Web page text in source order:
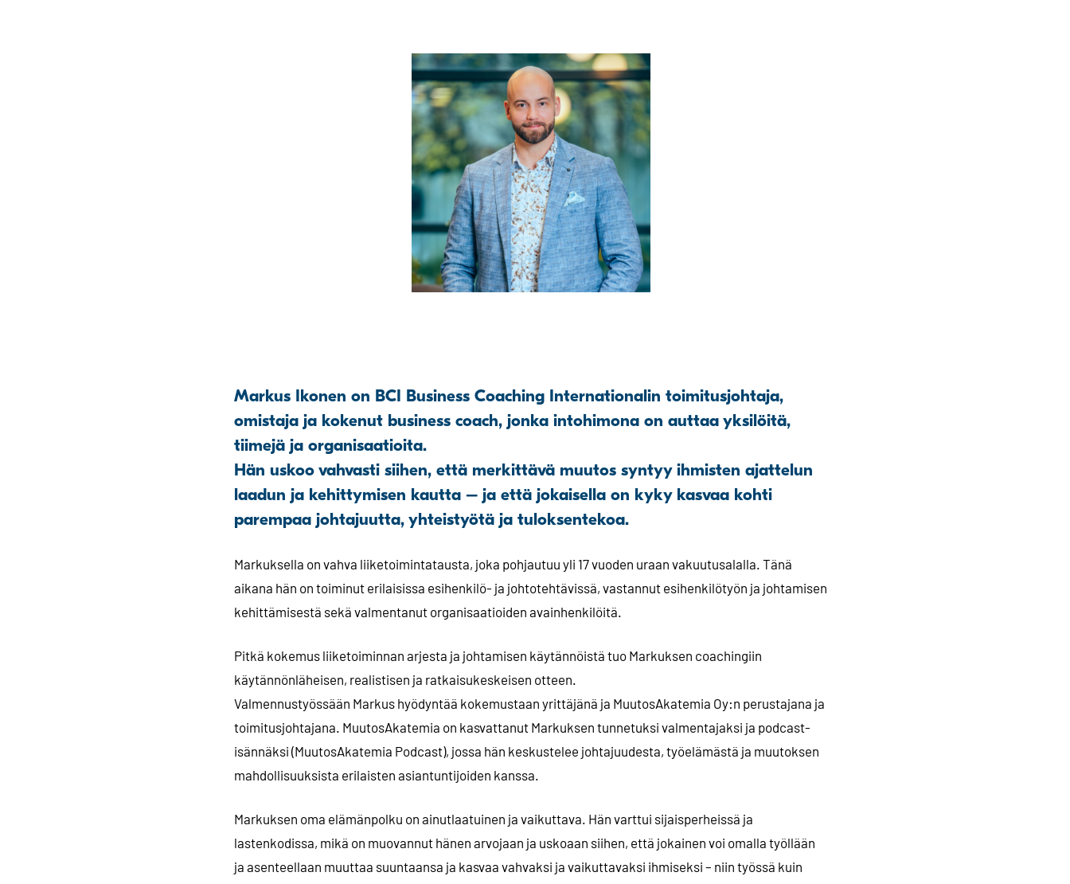
Markus Ikonen on BCI Business Coaching Internationalin toimitusjohtaja,
omistaja ja kokenut business coach, jonka intohimona on auttaa yksilöitä,
tiimejä ja organisaatioita.
Hän uskoo vahvasti siihen, että merkittävä muutos syntyy ihmisten ajattelun
laadun ja kehittymisen kautta – ja että jokaisella on kyky kasvaa kohti
parempaa johtajuutta, yhteistyötä ja tuloksentekoa.
Markuksella on vahva liiketoimintatausta, joka pohjautuu yli 17 vuoden uraan vakuutusalalla. Tänä
aikana hän on toiminut erilaisissa esihenkilö- ja johtotehtävissä, vastannut esihenkilötyön ja johtamisen
kehittämisestä sekä valmentanut organisaatioiden avainhenkilöitä.
Pitkä kokemus liiketoiminnan arjesta ja johtamisen käytännöistä tuo Markuksen coachingiin
käytännönläheisen, realistisen ja ratkaisukeskeisen otteen.
Valmennustyössään Markus hyödyntää kokemustaan yrittäjänä ja MuutosAkatemia Oy:n perustajana ja
toimitusjohtajana. MuutosAkatemia on kasvattanut Markuksen tunnetuksi valmentajaksi ja podcast-
isännäksi (MuutosAkatemia Podcast), jossa hän keskustelee johtajuudesta, työelämästä ja muutoksen
mahdollisuuksista erilaisten asiantuntijoiden kanssa.
Markuksen oma elämänpolku on ainutlaatuinen ja vaikuttava. Hän varttui sijaisperheissä ja
lastenkodissa, mikä on muovannut hänen arvojaan ja uskoaan siihen, että jokainen voi omalla työllään
ja asenteellaan muuttaa suuntaansa ja kasvaa vahvaksi ja vaikuttavaksi ihmiseksi – niin työssä kuin